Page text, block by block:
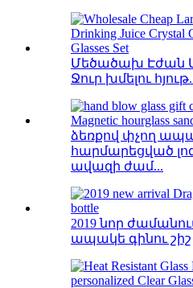
Մեծածախ Էժան
Ջուր խմելու
ձեռքով փչող
հարմարեցված
ավազի ժամ...
2019 նոր
ապակե գինու շիշ